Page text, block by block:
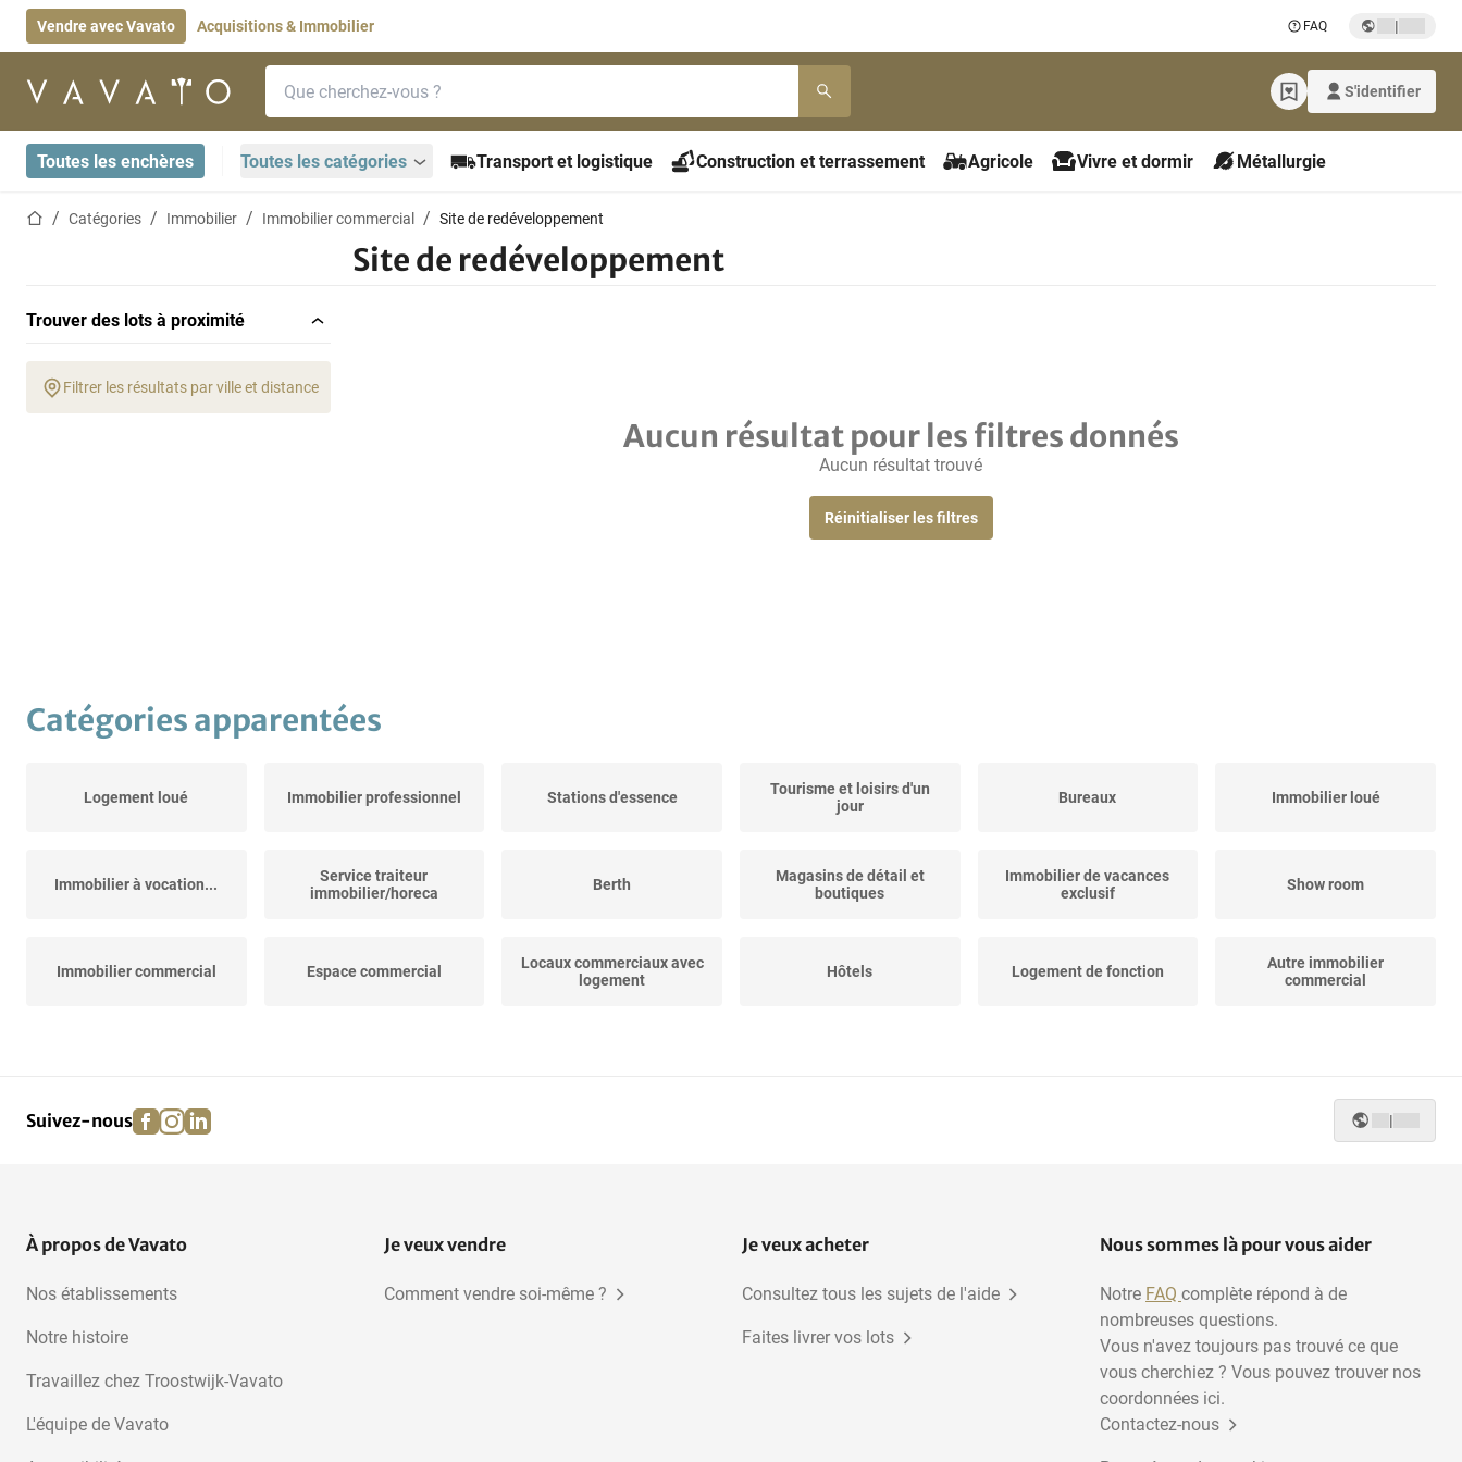
Vendre avec Vavato Acquisitions & Immobilier FAQ |
Page d'accueil S'identifier
Toutes les enchères Toutes les catégories Transport et logistique Construction et terrassement Agricole Vivre et dormir Métallurgie
Page d'accueil
Catégories Immobilier Immobilier commercial Site de redéveloppement
Site de redéveloppement
Trouver des lots à proximité
Filtrer les résultats par ville et distance
Aucun résultat pour les filtres donnés
Aucun résultat trouvé
Réinitialiser les filtres
Catégories apparentées
Logement loué Immobilier professionnel Stations d'essence
Tourisme et loisirs d'un
jour
Bureaux Immobilier loué
Immobilier à vocation...
Service traiteur
immobilier/horeca
Berth
Magasins de détail et
boutiques
Immobilier de vacances
exclusif
Show room
Immobilier commercial Espace commercial
Locaux commerciaux avec
logement
Hôtels Logement de fonction
Autre immobilier
commercial
Suivez-nous facebook
instagram
linkedin |
À propos de Vavato
Nos établissements
Notre histoire
Travaillez chez Troostwijk-Vavato
L'équipe de Vavato
Je veux vendre
Comment vendre soi-même ?
Je veux acheter
Consultez tous les sujets de l'aide
Faites livrer vos lots
Nous sommes là pour vous aider
Notre FAQ complète répond à de
nombreuses questions.
Vous n'avez toujours pas trouvé ce que
vous cherchiez ? Vous pouvez trouver nos
coordonnées ici.
Contactez-nous